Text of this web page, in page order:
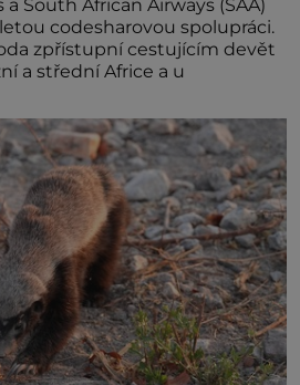
South African Airways (SAA)
codesharovou spolupráci.
zpřístupní cestujícím devět
a střední Africe a u